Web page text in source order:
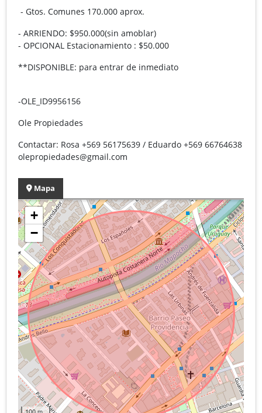
- Gtos. Comunes 170.000 aprox.
- ARRIENDO: $950.000(sin amoblar)
- OPCIONAL Estacionamiento : $50.000
**DISPONIBLE: para entrar de inmediato
-OLE_ID9956156
Ole Propiedades
Contactar: Rosa +569 56175639 / Eduardo +569 66764638
olepropiedades@gmail.com
Mapa
+
−
100 m